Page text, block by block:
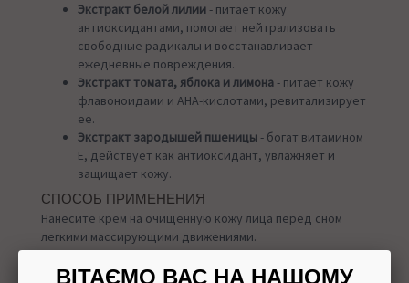
Экстракт белой лилии - питает кожу
антиоксидантами, помогает нейтрализовать
свободные радикалы и восстанавливает
ежедневные повреждения.
Экстракт томата, яблока и лимона - питает кожу
флавоноидами и АНА-кислотами, ревитализирует
ее.
Экстракт зародышей пшеницы - богат витамином
Е, действует как антиоксидант, увлажняет и
защищает кожу.
СПОСОБ ПРИМЕНЕНИЯ
Нанесите крем на очищенную кожу лица перед сном
легкими массирующими движениями.
ВІТАЄМО ВАС НА НАШОМУ